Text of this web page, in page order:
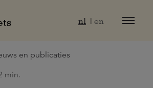
nl en
en publicaties
min.